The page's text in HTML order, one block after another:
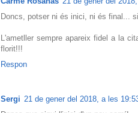
Doncs, potser ni és inici, ni és final...
L'ametller sempre apareix fidel a la
florit!!!
Respon
Sergi 21 de gener del 2018, a les